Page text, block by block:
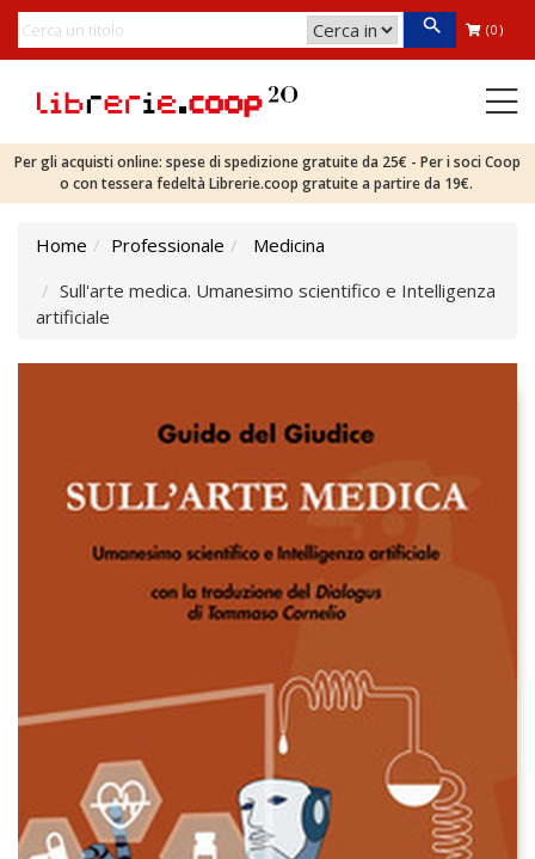
(0)
Per gli acquisti online: spese di spedizione gratuite da 25€ - Per i soci Coop
o con tessera fedeltà Librerie.coop gratuite a partire da 19€.
Home Professionale
Medicina
Sull'arte medica. Umanesimo scientifico e Intelligenza
artificiale